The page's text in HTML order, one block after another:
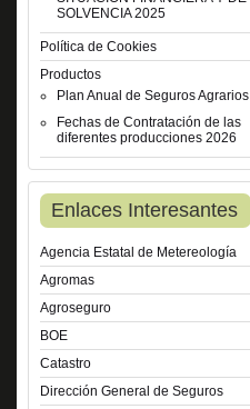
SOLVENCIA 2025
Política de Cookies
Productos
Plan Anual de Seguros Agrarios
Fechas de Contratación de las
diferentes producciones 2026
Enlaces Interesantes
Agencia Estatal de Metereología
Agromas
Agroseguro
BOE
Catastro
Dirección General de Seguros